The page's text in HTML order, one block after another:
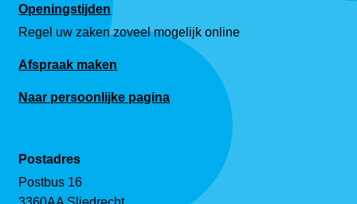
Openingstijden
Regel uw zaken zoveel mogelijk online
Afspraak maken
Naar persoonlijke pagina
Postadres
Postbus 16